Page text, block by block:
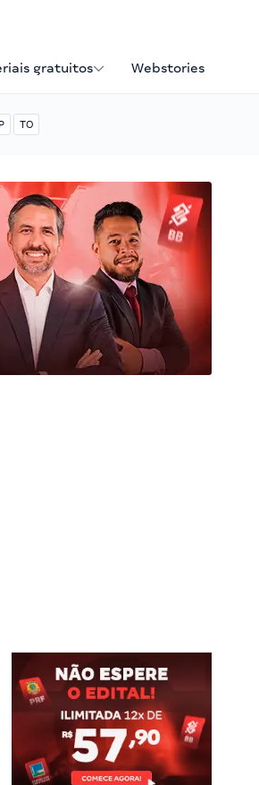
gratuitos Webstories
TO